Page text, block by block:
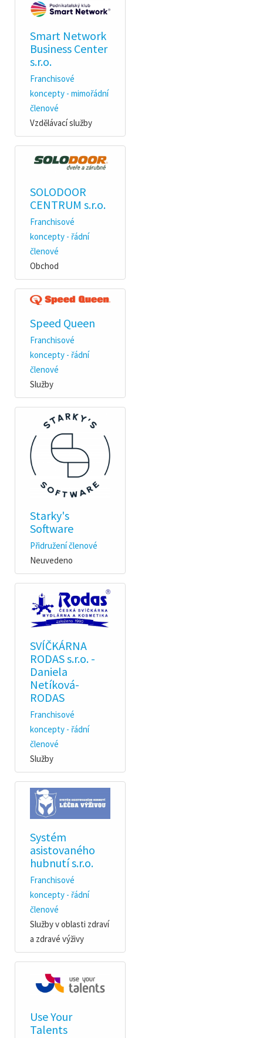
Smart Network
Business Center
s.r.o.
Franchisové
koncepty - mimořádní
členové
Vzdělávací služby
SOLODOOR
CENTRUM s.r.o.
Franchisové
koncepty - řádní
členové
Obchod
Speed Queen
Franchisové
koncepty - řádní
členové
Služby
Starky's
Software
Přidružení členové
Neuvedeno
SVÍČKÁRNA
RODAS s.r.o. -
Daniela
Netíková-
RODAS
Franchisové
koncepty - řádní
členové
Služby
Systém
asistovaného
hubnutí s.r.o.
Franchisové
koncepty - řádní
členové
Služby v oblasti zdraví
a zdravé výživy
Use Your
Talents